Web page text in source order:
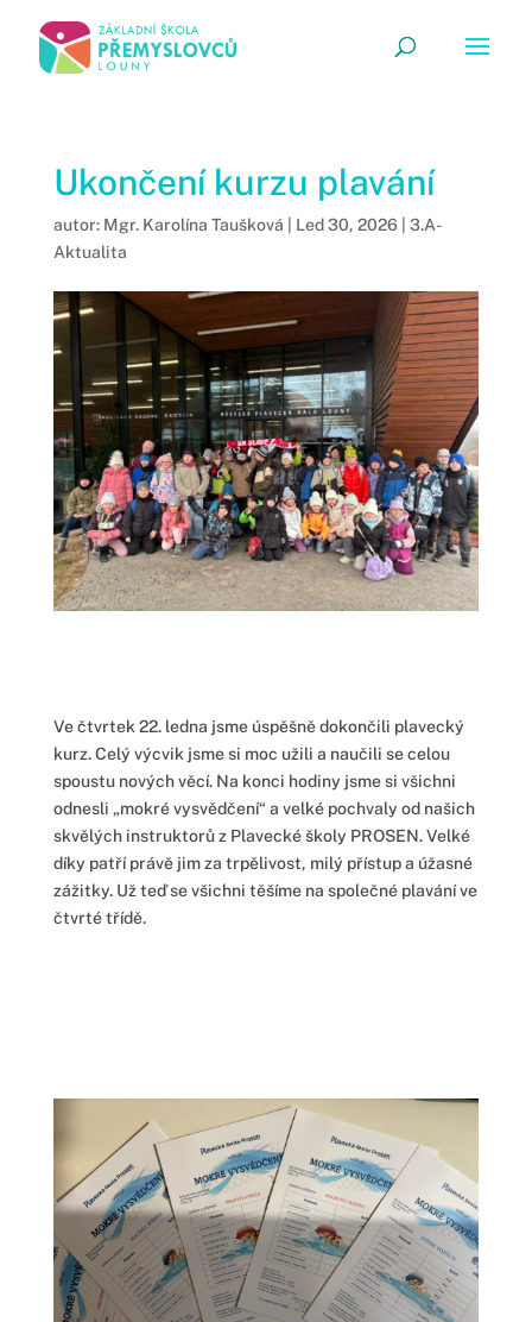
Ukončení kurzu plavání
autor: Mgr. Karolína Taušková Led 30, 2026| 3.A-
Aktualita
Ve čtvrtek 22. ledna jsme úspěšně dokončili plavecký
kurz. Celý výcvik jsme si moc užili a naučili se celou
spoustu nových věcí. Na konci hodiny jsme si všichni
odnesli „mokré vysvědčení“ a velké pochvaly od našich
skvělých instruktorů z Plavecké školy PROSEN. Velké
díky patří právě jim za trpělivost, milý přístup a úžasné
zážitky. Už teď se všichni těšíme na společné plavání ve
čtvrté třídě.